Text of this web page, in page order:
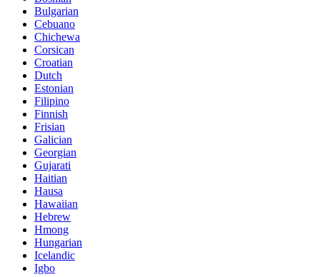
Bulgarian
Cebuano
Chichewa
Corsican
Croatian
Dutch
Estonian
Filipino
Finnish
Frisian
Galician
Georgian
Gujarati
Haitian
Hausa
Hawaiian
Hebrew
Hmong
Hungarian
Icelandic
Igbo